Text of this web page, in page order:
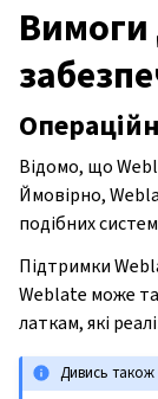
Вимоги
Відомо, що
Ймовірно,
подібних
Підтримки
Weblate може
латкам, які
Дивись також